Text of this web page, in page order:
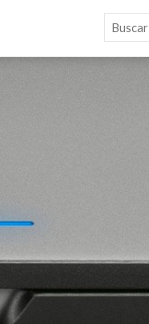
Buscar